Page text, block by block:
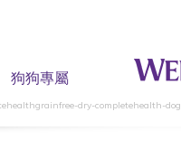
狗狗專屬
dry-completehealth-dog